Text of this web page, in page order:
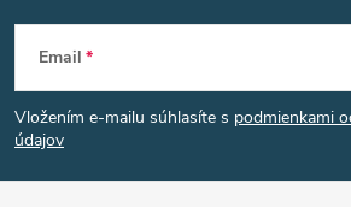
r
v
k
y
Z
á
p
Email
Vložením e-mailu súhlasíte s podmienkami
údajov